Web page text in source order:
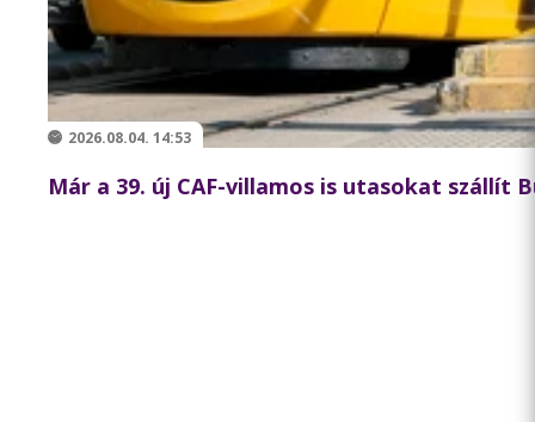
2026.08.04. 14:53
Már a 39. új CAF-villamos is utasokat szállít